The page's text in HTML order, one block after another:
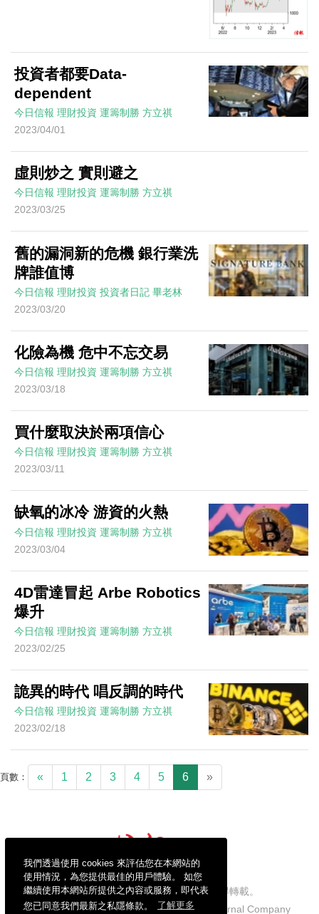
我們透過使用 cookies 來評估您在本網站的
使用情況，為您提供最佳的用戶體驗。 如您
繼續使用本網站所提供之內容或服務，即代表
您已同意我們最新之私隱條款。
了解更多
投資者都要Data-
dependent
今日信報 理財投資 運籌制勝 方立祺
2023/04/01
虛則炒之 實則避之
今日信報 理財投資 運籌制勝 方立祺
2023/03/25
舊的漏洞新的危機 銀行業洗
牌誰值博
今日信報 理財投資 投資者日記 畢老林
2023/03/20
化險為機 危中不忘交易
今日信報 理財投資 運籌制勝 方立祺
2023/03/18
買什麼取決於兩項信心
今日信報 理財投資 運籌制勝 方立祺
2023/03/11
缺氧的冰冷 游資的火熱
今日信報 理財投資 運籌制勝 方立祺
2023/03/04
4D雷達冒起 Arbe Robotics
爆升
今日信報 理財投資 運籌制勝 方立祺
2023/02/25
詭異的時代 唱反調的時代
今日信報 理財投資 運籌制勝 方立祺
2023/02/18
頁數： « 1 2 3 4 5 6 »
信報財經新聞有限公司版權所有，不得轉載。
Copyright © 2026 Hong Kong Economic Journal Company